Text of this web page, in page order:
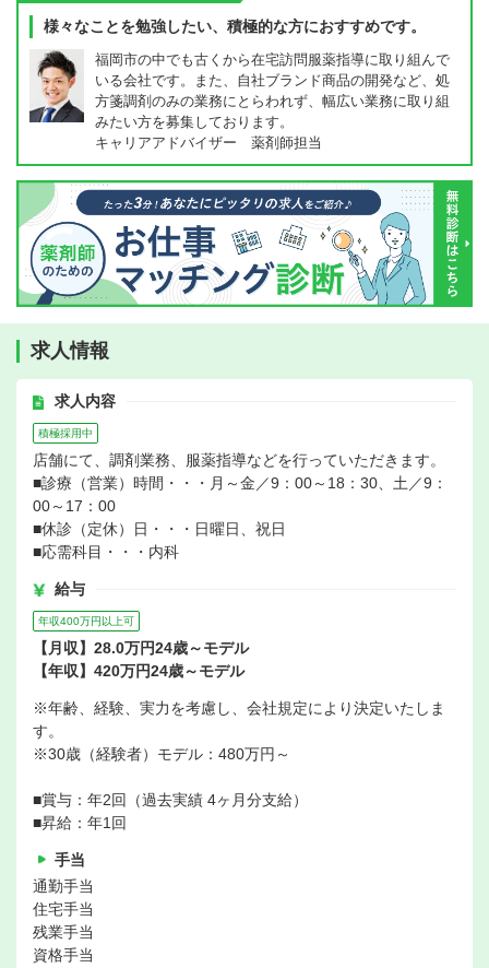
様々なことを勉強したい、積極的な方におすすめです。
福岡市の中でも古くから在宅訪問服薬指導に取り組んで
いる会社です。また、自社ブランド商品の開発など、処
方箋調剤のみの業務にとらわれず、幅広い業務に取り組
みたい方を募集しております。
キャリアアドバイザー 薬剤師担当
求人情報
求人内容
積極採用中
店舗にて、調剤業務、服薬指導などを行っていただきます。
■診療（営業）時間・・・月～金／9：00～18：30、土／9：
00～17：00
■休診（定休）日・・・日曜日、祝日
■応需科目・・・内科
給与
年収400万円以上可
【月収】28.0万円24歳～モデル
【年収】420万円24歳～モデル
※年齢、経験、実力を考慮し、会社規定により決定いたしま
す。
※30歳（経験者）モデル：480万円～
■賞与：年2回（過去実績 4ヶ月分支給）
■昇給：年1回
手当
通勤手当
住宅手当
残業手当
資格手当